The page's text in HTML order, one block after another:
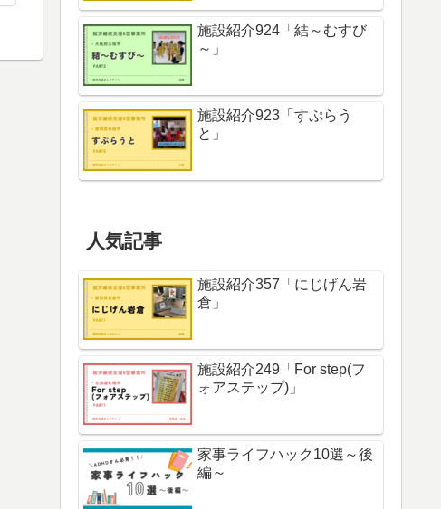
施設紹介924「結～むすび
～」
施設紹介923「すぷらう
と」
人気記事
施設紹介357「にじげん岩
倉」
施設紹介249「For step(フ
ォアステップ)」
家事ライフハック10選～後
編～